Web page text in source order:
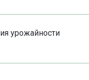
урожайности